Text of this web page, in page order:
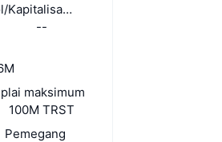
Kapitalisasi Pasar (24J)
--
maksimum
100M TRST
Pemegang